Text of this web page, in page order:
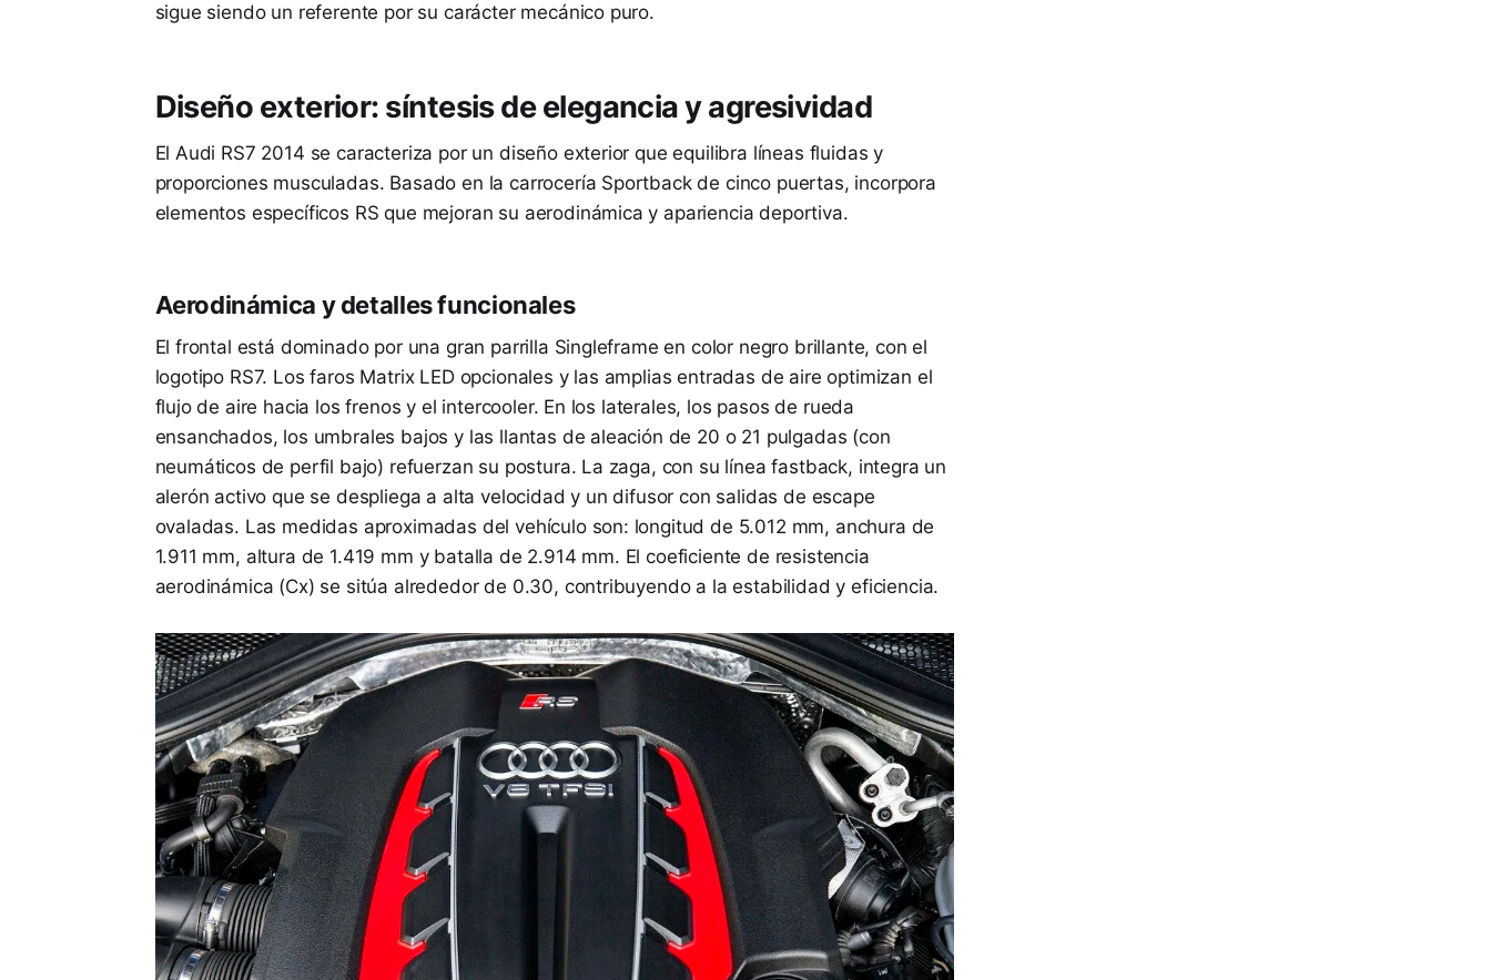
sigue siendo un referente por su carácter mecánico puro.
Diseño exterior: síntesis de elegancia y agresividad
El Audi RS7 2014 se caracteriza por un diseño exterior que equilibra líneas fluidas y
proporciones musculadas. Basado en la carrocería Sportback de cinco puertas, incorpora
elementos específicos RS que mejoran su aerodinámica y apariencia deportiva.
Aerodinámica y detalles funcionales
El frontal está dominado por una gran parrilla Singleframe en color negro brillante, con el
logotipo RS7. Los faros Matrix LED opcionales y las amplias entradas de aire optimizan el
flujo de aire hacia los frenos y el intercooler. En los laterales, los pasos de rueda
ensanchados, los umbrales bajos y las llantas de aleación de 20 o 21 pulgadas (con
neumáticos de perfil bajo) refuerzan su postura. La zaga, con su línea fastback, integra un
alerón activo que se despliega a alta velocidad y un difusor con salidas de escape
ovaladas. Las medidas aproximadas del vehículo son: longitud de 5.012 mm, anchura de
1.911 mm, altura de 1.419 mm y batalla de 2.914 mm. El coeficiente de resistencia
aerodinámica (Cx) se sitúa alrededor de 0.30, contribuyendo a la estabilidad y eficiencia.